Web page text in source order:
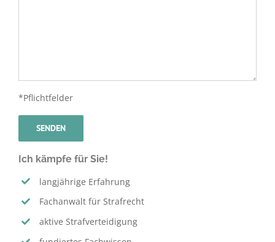
*Pflichtfelder
Ich kämpfe für Sie!
langjährige Erfahrung
Fachanwalt für Strafrecht
aktive Strafverteidigung